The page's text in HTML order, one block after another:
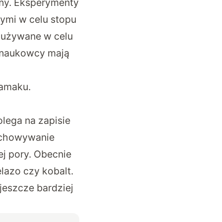
Eksperymenty
w celu stopu
w celu
mają
na zapisie
pory. Obecnie
czy kobalt.
bardziej